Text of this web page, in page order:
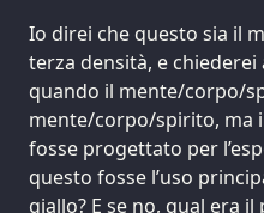
Io direi che questo sia il
terza densità, e chiederei
quando il mente/corpo/
mente/corpo/spirito, ma
fosse progettato per
questo fosse l’uso
giallo? E se no, qual era